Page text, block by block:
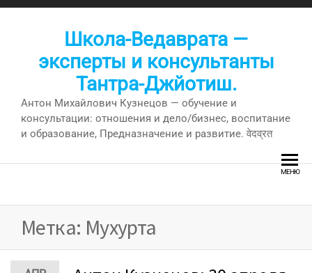
Перейти
Школа-Ведаврата —
эксперты и консультанты
Тантра-Джйотиш.
Антон Михайлович Кузнецов — обучение и
консультации: отношения и дело/бизнес, воспитание
и образование, Предназначение и развитие. वेदव्रत
МЕНЮ
Метка: Мухурта